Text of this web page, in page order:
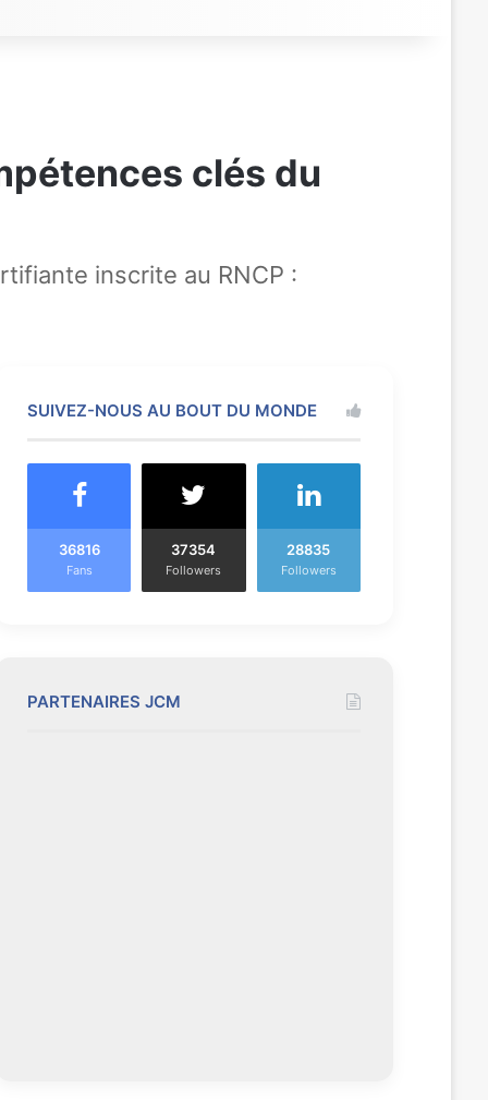
clés du
inscrite au RNCP :
SUIVEZ-NOUS AU BOUT DU MONDE
36816
Fans
37354
Followers
28835
Followers
PARTENAIRES JCM